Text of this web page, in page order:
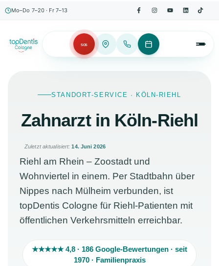
Mo–Do 7–20 · Fr 7–13
SOS
STANDORT-SERVICE · KÖLN-RIEHL
Zahnarzt in Köln-Riehl
Zuletzt aktualisiert: 14. Juni 2026
Riehl am Rhein – Zoostadt und
Wohnviertel in einem. Per Stadtbahn über
Nippes nach Mülheim verbunden, ist
topDentis Cologne für Riehl-Patienten mit
öffentlichen Verkehrsmitteln erreichbar.
★★★★★ 4,8 · 186 Google-Bewertungen · seit
1970 · Familienpraxis